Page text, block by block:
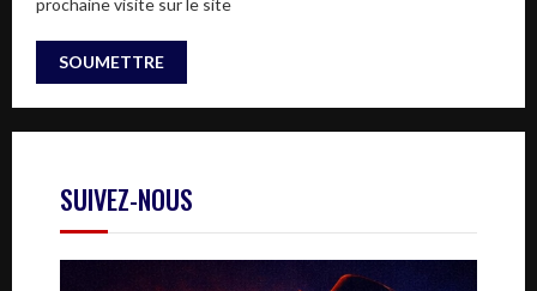
SUIVEZ-NOUS